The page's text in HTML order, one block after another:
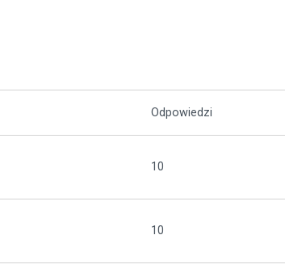
Odpowiedzi
10
10